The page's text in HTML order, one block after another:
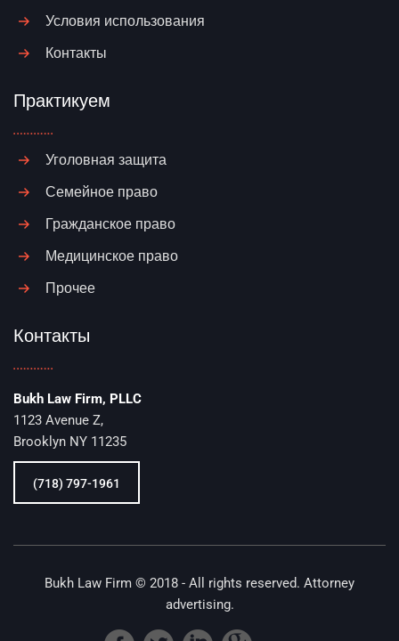
Условия использования
Контакты
Практикуем
Уголовная защита
Семейное право
Гражданское право
Медицинское право
Прочее
Контакты
Bukh Law Firm, PLLC
1123 Avenue Z,
Brooklyn NY 11235
(718) 797-1961
Bukh Law Firm © 2018 - All rights reserved. Attorney
advertising.